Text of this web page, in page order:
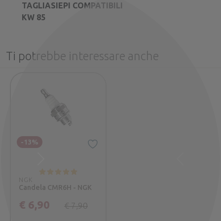
TAGLIASIEPI COMPATIBILI
KW 85
Ti potrebbe interessare anche
NGK
Candela CMR6H - NGK
€ 6,90 € 7,90
-13%